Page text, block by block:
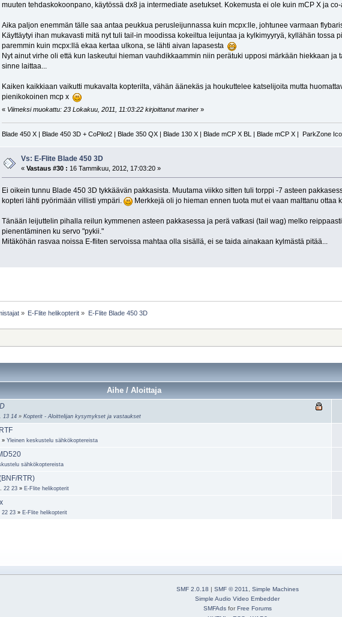
muuten tehdaskokoonpano, käytössä dx8 ja intermediate asetukset. Kokemusta ei ole kuin mCP X ja
Aika paljon enemmän tälle saa antaa peukkua perusleijunnassa kuin mcpx:lle, johtunee varmaan
Käyttäytyi ihan mukavasti mitä nyt tuli tail-in moodissa kokeiltua leijuntaa ja kylkimyyryä, kyllähän tossa
paremmin kuin mcpx:llä ekaa kertaa ulkona, se lähti aivan lapasesta
Nyt ainut virhe oli että kun laskeutui hieman vauhdikkaammin niin perätuki upposi märkään hiekkaan
sinne laittaa...
Kaiken kaikkiaan vaikutti mukavalta kopterilta, vähän äänekäs ja houkuttelee katselijoita mutta
pienikokoinen mcp x
« Viimeksi muokattu: 23 Lokakuu, 2011, 11:03:22 kirjoittanut mariner»
Blade 450 X | Blade 450 3D + CoPilot2 | Blade 350 QX | Blade 130 X | Blade mCP X BL | Blade mCP X | ParkZone
Vs: E-Flite Blade 450 3D
«Vastaus #30 : 16 Tammikuu, 2012, 17:03:20 »
Ei oikein tunnu Blade 450 3D tykkäävän pakkasista. Muutama viikko sitten tuli torppi -7 asteen
kopteri lähti pyörimään villisti ympäri.
Merkkejä oli jo hieman ennen tuota mut ei vaan malttanu ottaa
Tänään leijuttelin pihalla reilun kymmenen asteen pakkasessa ja perä vatkasi (tail wag) melko
pienentäminen ku servo "pykii."
Mitäköhän rasvaa noissa E-fliten servoissa mahtaa olla sisällä, ei se taida ainakaan kylmästä pitää...
» E-Flite helikopterit » E-Flite Blade 450 3D
Aihe / Aloittaja
13 14 » Kopterit - Aloittelijan kysymykset ja vastaukset
» Yleinen keskustelu sähkökoptereista
sähkökoptereista
RTR)
22 23 » E-Flite helikopterit
22 23 » E-Flite helikopterit
SMF 2.0.18 SMF © 2011, Simple Machines
Simple Audio Video Embedder
SMFAdsfor Free Forums